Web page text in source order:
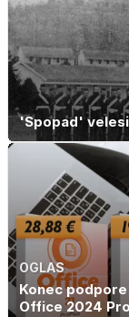
'Spopad'
OGLAS
Konec
Office 2024